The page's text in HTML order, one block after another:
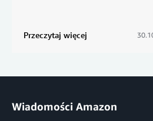
Przeczytaj więcej
Wiadomości Amazon